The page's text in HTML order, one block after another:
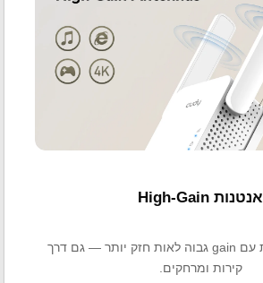
אנטנות High-Gain
2 אנטנות חיצוניות עם gain גבוה לאות חזק יותר — גם דרך
קירות ומרחקים.